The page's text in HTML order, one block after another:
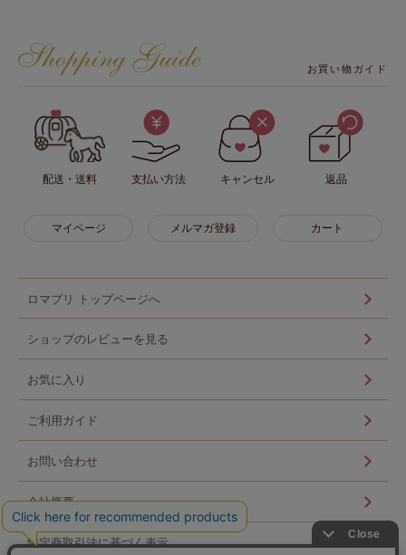
お買い物ガイド
配送・送料 支払い方法 キャンセル 返品
マイページ メルマガ登録 カート
ロマプリ トップページへ
ショップのレビューを見る
お気に入り
ご利用ガイド
お問い合わせ
会社概要
特定商取引法に基づく表示